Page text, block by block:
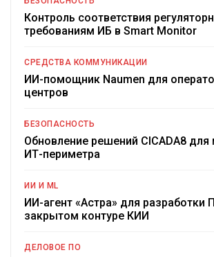
Контроль соответствия
требованиям ИБ в Smart Monitor
СРЕДСТВА КОММУНИКАЦИИ
ИИ-помощник Naumen для
центров
БЕЗОПАСНОСТЬ
Обновление решений CICADA8 для
ИТ-периметра
ИИ И ML
ИИ-агент «Астра» для разработки
закрытом контуре КИИ
ДЕЛОВОЕ ПО